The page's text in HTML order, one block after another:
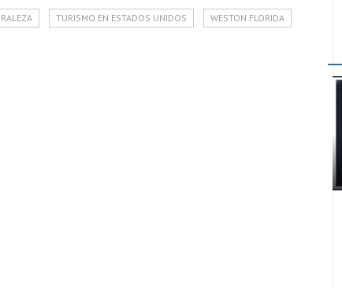
TURISMO EN ESTADOS UNIDOS WESTON FLORIDA